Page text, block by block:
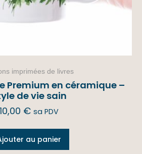
imprimées de livres
Premium en céramique –
de vie sain
10,00 € sa PDV
au panier